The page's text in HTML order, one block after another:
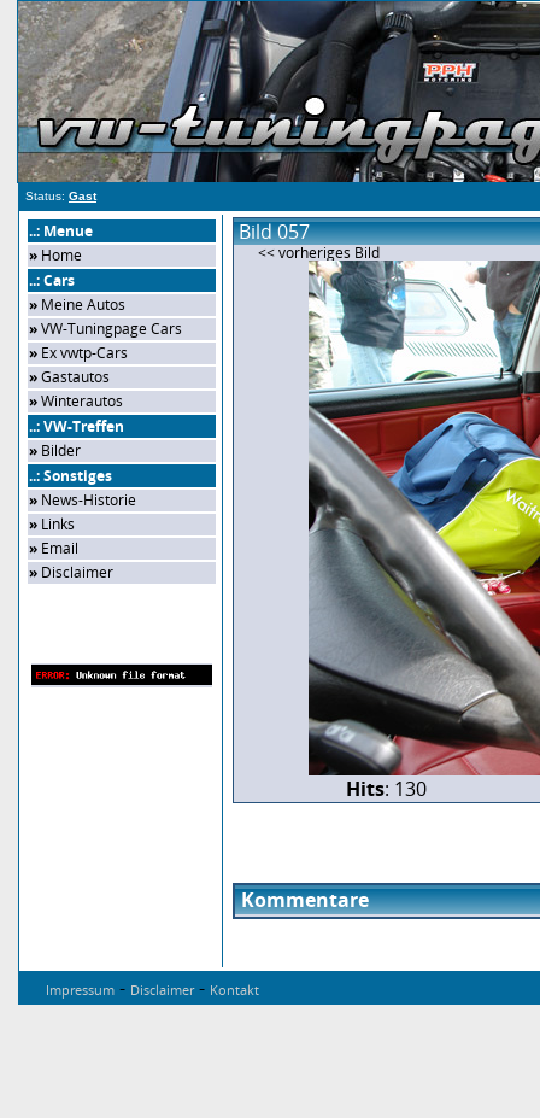
Status: Gast
..: Menue
» Home
..: Cars
» Meine Autos
»VW-Tuningpage Cars
» Ex vwtp-Cars
»Gastautos
»Winterautos
..: VW-Treffen
» Bilder
..: Sonstiges
» News-Historie
» Links
» Email
» Disclaimer
Bild 057
<< vorheriges Bild
Hits: 130
Kommentare
Impressum - Disclaimer- Kontakt